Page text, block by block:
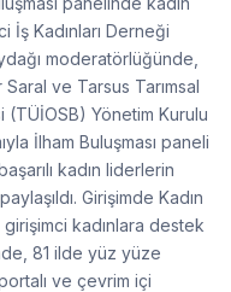
İş Kadınları Derneği
moderatörlüğünde,
ve Tarsus Tarımsal
Yönetim Kurulu
İlham Buluşması paneli
kadın liderlerin
Girişimde Kadın
kadınlara destek
81 ilde yüz yüze
ve çevrim içi